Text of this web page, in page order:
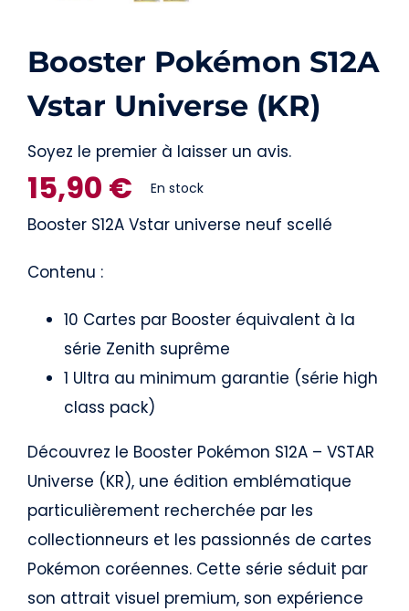
Booster Pokémon S12A
Vstar Universe (KR)
Soyez le premier à laisser un avis.
15,90 € En stock
Booster S12A Vstar universe neuf scellé
Contenu :
10 Cartes par Booster équivalent à la
série Zenith suprême
1 Ultra au minimum garantie (série high
class pack)
Découvrez le Booster Pokémon S12A – VSTAR
Universe (KR), une édition emblématique
particulièrement recherchée par les
collectionneurs et les passionnés de cartes
Pokémon coréennes. Cette série séduit par
son attrait visuel premium, son expérience